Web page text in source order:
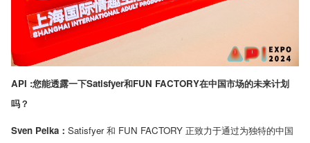
API :您能透露一下Satisfyer和FUN FACTORY在中国市场的未来计划
吗？
Sven Pelka： Satisfyer和 FUN FACTORY 正致力于通过为独特的中国